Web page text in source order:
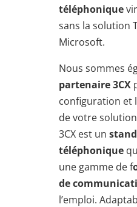
téléphonique
sans la solution
Microsoft.
Nous sommes
partenaire 3CX
configuration et
de votre
3CX est un
téléphonique
une gamme de f
de
l’emploi.